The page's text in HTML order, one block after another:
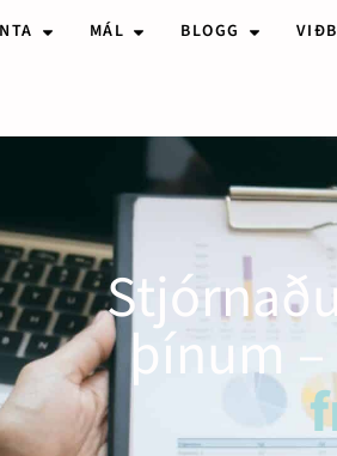
MÁL BLOGG
þínum